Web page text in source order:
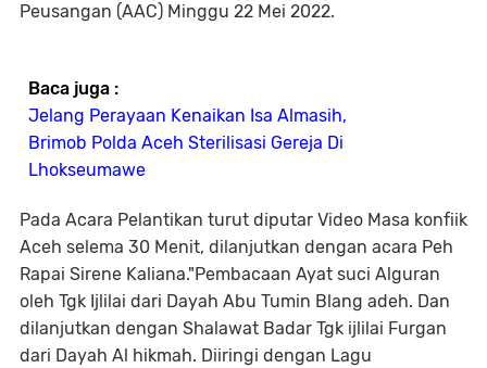
Peusangan (AAC) Minggu 22 Mei 2022.
Baca juga :
Jelang Perayaan Kenaikan Isa Almasih,
Brimob Polda Aceh Sterilisasi Gereja Di
Lhokseumawe
Pada Acara Pelantikan turut diputar Video Masa konfiik
Aceh selema 30 Menit, dilanjutkan dengan acara Peh
Rapai Sirene Kaliana."Pembacaan Ayat suci Alguran
oleh Tgk Ijlilai dari Dayah Abu Tumin Blang adeh. Dan
dilanjutkan dengan Shalawat Badar Tgk ijlilai Furgan
dari Dayah Al hikmah. Diiringi dengan Lagu